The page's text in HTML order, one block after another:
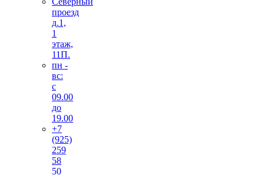
проезд
д.1,
1
этаж,
11П.
пн -
вс:
с
09.00
до
19.00
+7
(925)
259
58
50